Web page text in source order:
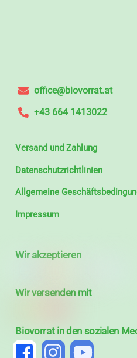
office@biovorrat.at
+43 664 1413022
Versand und Zahlung
Datenschutzrichtlinien
Allgemeine
Impressum
Wir akzeptieren
Wir versenden mit
Biovorrat in den sozialen